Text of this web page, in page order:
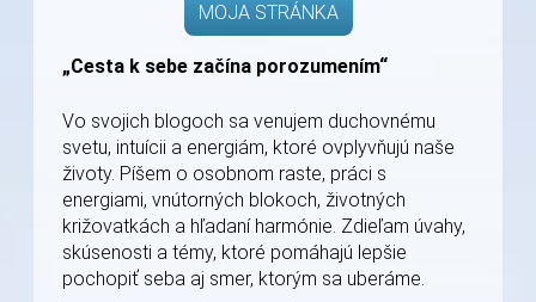
MOJA STRÁNKA
„Cesta k sebe začína porozumením“
Vo svojich blogoch sa venujem duchovnému
svetu, intuícii a energiám, ktoré ovplyvňujú naše
životy. Píšem o osobnom raste, práci s
energiami, vnútorných blokoch, životných
križovatkách a hľadaní harmónie. Zdieľam úvahy,
skúsenosti a témy, ktoré pomáhajú lepšie
pochopiť seba aj smer, ktorým sa uberáme.